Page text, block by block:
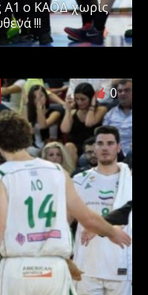
Α1 ο ΚΑΟΔ χωρίς
!!!
0